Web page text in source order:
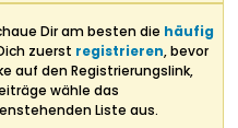
Dir am besten die häufig
zuerst registrieren, bevor
auf den Registrierungslink,
wähle das
Liste aus.